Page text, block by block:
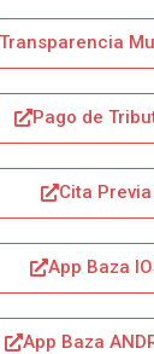
Pago de
Cita Previa
App Baza
App Baza